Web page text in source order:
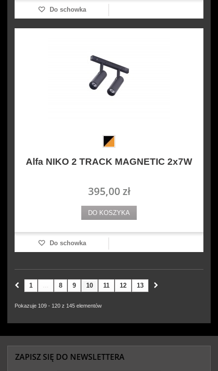
Do schowka
Alfa NIKO 2 TRACK MAGNETIC 2x7W
395,00 zł
DO KOSZYKA
Do schowka
1 8 9 10 11 12 13
Pokazuje 109 - 120 z 145 elementów
ZAPISZ SIĘ DO NEWSLETTERA